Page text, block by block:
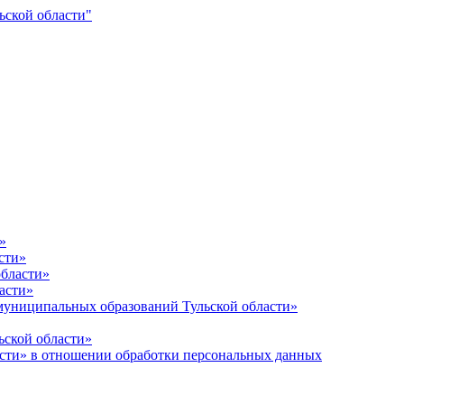
образований Тульской области»
области»
в отношении обработки персональных данных